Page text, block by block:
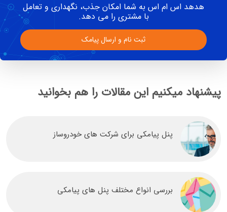
هدهد اس ام اس به شما امکان جذب، نگهداری و تعامل
با مشتری را می دهد.
ثبت نام و ارسال پیامک
پیشنهاد میکنیم این مقالات را هم بخوانید
پنل پیامکی برای شرکت های خودروساز
بررسی انواع مختلف پنل های پیامکی